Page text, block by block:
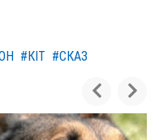
#КІТ #СКАЗ